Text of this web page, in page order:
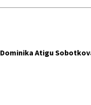
Dominika Atigu